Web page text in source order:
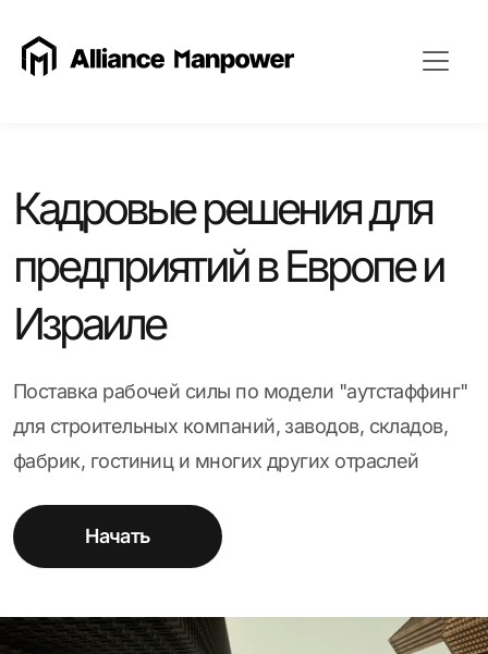
Кадровые решения для
предприятий в Европе и
Израиле
Поставка рабочей силы по модели "аутстаффинг"
для строительных компаний, заводов, складов,
фабрик, гостиниц и многих других отраслей
Начать